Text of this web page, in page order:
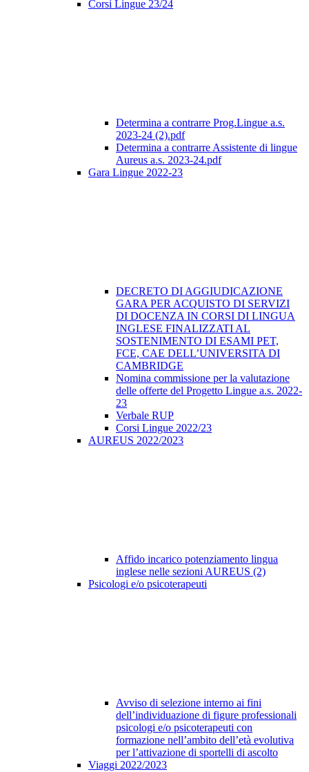
Corsi Lingue 23/24
Determina a contrarre Prog.Lingue a.s.
2023-24 (2).pdf
Determina a contrarre Assistente di lingue
Aureus a.s. 2023-24.pdf
Gara Lingue 2022-23
DECRETO DI AGGIUDICAZIONE
GARA PER ACQUISTO DI SERVIZI
DI DOCENZA IN CORSI DI LINGUA
INGLESE FINALIZZATI AL
SOSTENIMENTO DI ESAMI PET,
FCE, CAE DELL’UNIVERSITA DI
CAMBRIDGE
Nomina commissione per la valutazione
delle offerte del Progetto Lingue a.s. 2022-
23
Verbale RUP
Corsi Lingue 2022/23
AUREUS 2022/2023
Affido incarico potenziamento lingua
inglese nelle sezioni AUREUS (2)
Psicologi e/o psicoterapeuti
Avviso di selezione interno ai fini
dell’individuazione di figure professionali
psicologi e/o psicoterapeuti con
formazione nell’ambito dell’età evolutiva
per l’attivazione di sportelli di ascolto
Viaggi 2022/2023